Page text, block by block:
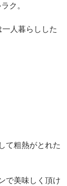
ク。
人暮らしした
て粗熱がとれた
で美味しく頂け